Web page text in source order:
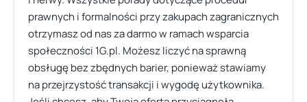
prawnych i formalności przy zakupach zagranicznych
otrzymasz od nas za darmo w ramach wsparcia
społeczności 1G.pl. Możesz liczyć na sprawną
obsługę bez zbędnych barier, ponieważ stawiamy
na przejrzystość transakcji i wygodę użytkownika.